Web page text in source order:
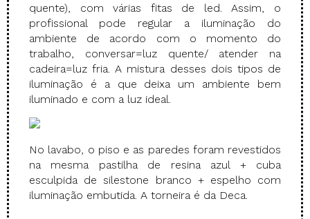
quente), com várias fitas de led. Assim, o
profissional pode regular a iluminação do
ambiente de acordo com o momento do
trabalho, conversar=luz quente/ atender na
cadeira=luz fria. A mistura desses dois tipos de
iluminação é a que deixa um ambiente bem
iluminado e com a luz ideal.
No lavabo, o piso e as paredes foram revestidos
na mesma pastilha de resina azul + cuba
esculpida de silestone branco + espelho com
iluminação embutida. A torneira é da Deca.